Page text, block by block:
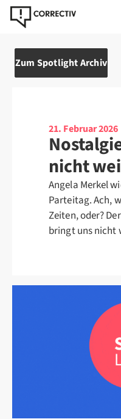
Zum Spotlight Archiv
21. Februar 2026
nicht
Angela Merkel
Parteitag. Ach,
Zeiten, oder?
bringt uns nicht